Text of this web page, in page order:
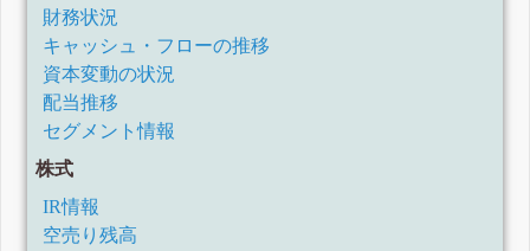
財務状況
キャッシュ・フローの推移
資本変動の状況
配当推移
セグメント情報
株式
IR情報
空売り残高